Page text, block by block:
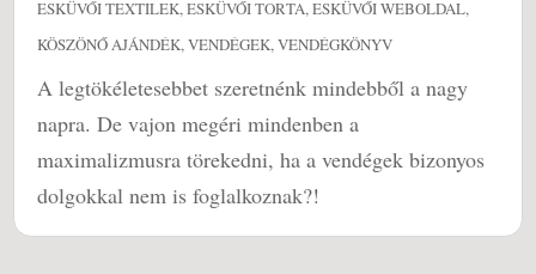
ESKÜVŐI TEXTILEK,ESKÜVŐI TORTA,ESKÜVŐI WEBOLDAL,
KÖSZÖNŐ AJÁNDÉK,VENDÉGEK,VENDÉGKÖNYV
A legtökéletesebbet szeretnénk mindebből a nagy
napra. De vajon megéri mindenben a
maximalizmusra törekedni, ha a vendégek bizonyos
dolgokkal nem is foglalkoznak?!